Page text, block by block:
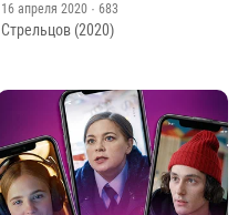
16 апреля 2020 · 683
Стрельцов (2020)